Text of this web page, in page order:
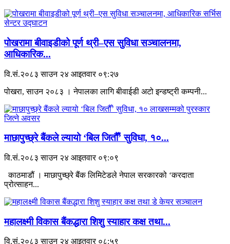
पोखरामा बीवाइडीको पूर्ण थ्री–एस सुविधा सञ्चालनमा,
आधिकारिक...
वि.सं.२०८३ साउन २४ आइतवार ०९:२७
पोखरा, साउन २०८३ । नेपालका लागि बीवाईडी अटो इन्डष्ट्री कम्पनी...
माछापुच्छ्रे बैंकले ल्यायो ‘बिल जितौँ’ सुविधा, १०...
वि.सं.२०८३ साउन २४ आइतवार ०९:०९
काठमाडौं । माछापुच्छ्रे बैंक लिमिटेडले नेपाल सरकारको ‘करदाता
प्रोत्साहन...
महालक्ष्मी विकास बैंकद्धारा शिशु स्याहार कक्ष तथा...
वि.सं.२०८३ साउन २४ आइतवार ०८:५९